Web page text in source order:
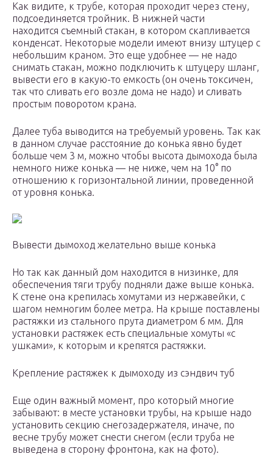
Как видите, к трубе, которая проходит через стену,
подсоединяется тройник. В нижней части
находится съемный стакан, в котором скапливается
конденсат. Некоторые модели имеют внизу штуцер с
небольшим краном. Это еще удобнее — не надо
снимать стакан, можно подключить к штуцеру шланг,
вывести его в какую-то емкость (он очень токсичен,
так что сливать его возле дома не надо) и сливать
простым поворотом крана.
Далее туба выводится на требуемый уровень. Так как
в данном случае расстояние до конька явно будет
больше чем 3 м, можно чтобы высота дымохода была
немного ниже конька — не ниже, чем на 10° по
отношению к горизонтальной линии, проведенной
от уровня конька.
Вывести дымоход желательно выше конька
Но так как данный дом находится в низинке, для
обеспечения тяги трубу подняли даже выше конька.
К стене она крепилась хомутами из нержавейки, с
шагом немногим более метра. На крыше поставлены
растяжки из стального прута диаметром 6 мм. Для
установки растяжек есть специальные хомуты «с
ушками», к которым и крепятся растяжки.
Крепление растяжек к дымоходу из сэндвич туб
Еще один важный момент, про который многие
забывают: в месте установки трубы, на крыше надо
установить секцию снегозадержателя, иначе, по
весне трубу может снести снегом (если труба не
выведена в сторону фронтона, как на фото).